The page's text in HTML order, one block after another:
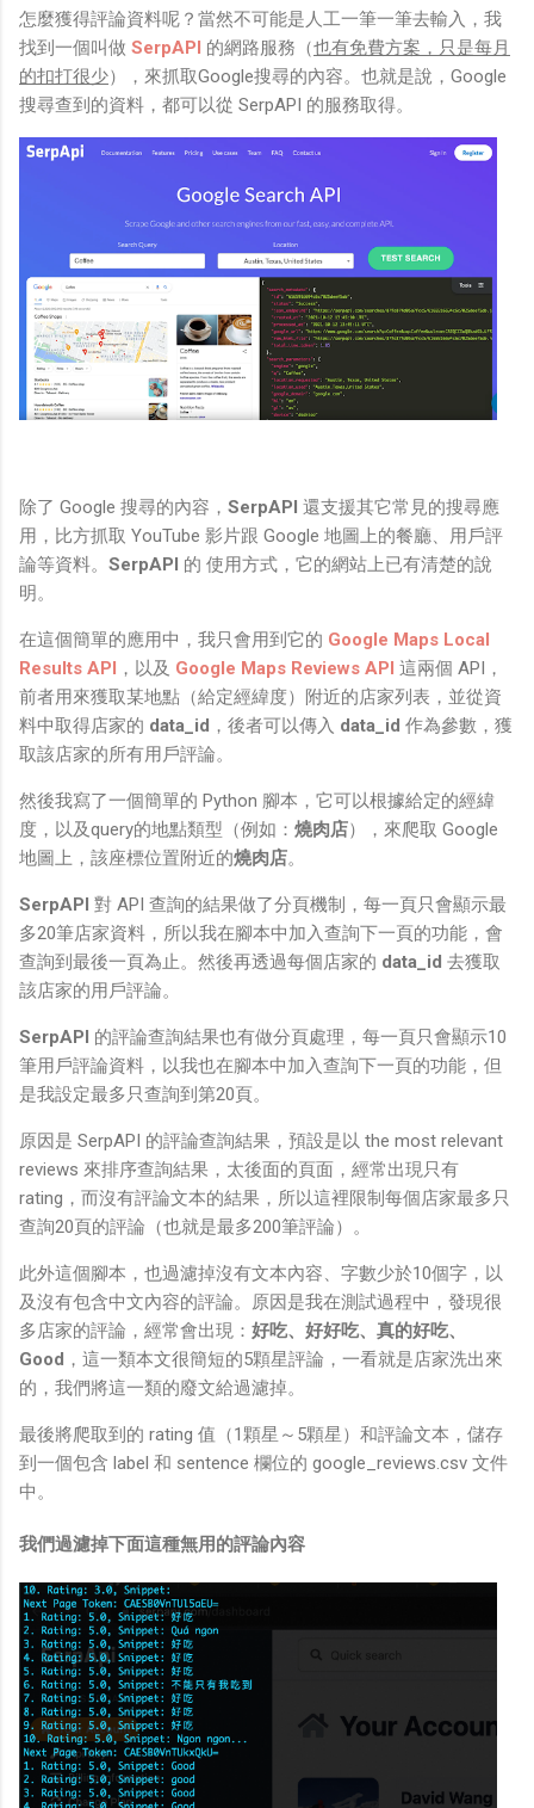
怎麼獲得評論資料呢？當然不可能是人工一筆一筆去輸入，我
找到一個叫做 SerpAPI 的網路服務（也有免費方案，只是每月
的扣打很少），來抓取Google搜尋的內容。也就是說，Google
搜尋查到的資料，都可以從 SerpAPI 的服務取得。
除了 Google 搜尋的內容， SerpAPI 還支援其它常見的搜尋應
用，比方抓取 YouTube 影片跟 Google 地圖上的餐廳、用戶評
論等資料。 SerpAPI 的 使用方式，它的網站上已有清楚的說
明。
在這個簡單的應用中，我只會用到它的 Google Maps Local
Results API ，以及 Google Maps Reviews API 這兩個 API，
前者用來獲取某地點（給定經緯度）附近的店家列表，並從資
料中取得店家的 data_id ，後者可以傳入 data_id 作為參數，獲
取該店家的所有用戶評論。
然後我寫了一個簡單的 Python 腳本，它可以根據給定的經緯
度，以及query的地點類型（例如： 燒肉店），來爬取 Google
地圖上，該座標位置附近的燒肉店。
SerpAPI 對 API 查詢的結果做了分頁機制，每一頁只會顯示最
多20筆店家資料，所以我在腳本中加入查詢下一頁的功能，會
查詢到最後一頁為止。然後再透過每個店家的 data_id 去獲取
該店家的用戶評論。
SerpAPI 的評論查詢結果也有做分頁處理，每一頁只會顯示10
筆用戶評論資料，以我也在腳本中加入查詢下一頁的功能，但
是我設定最多只查詢到第20頁。
原因是 SerpAPI 的評論查詢結果，預設是以 the most relevant
reviews 來排序查詢結果，太後面的頁面，經常出現只有
rating，而沒有評論文本的結果，所以這裡限制每個店家最多只
查詢20頁的評論（也就是最多200筆評論）。
此外這個腳本，也過濾掉沒有文本內容、字數少於10個字，以
及沒有包含中文內容的評論。原因是我在測試過程中，發現很
多店家的評論，經常會出現： 好吃、好好吃、真的好吃、
Good ，這一類本文很簡短的5顆星評論，一看就是店家洗出來
的，我們將這一類的廢文給過濾掉。
最後將爬取到的 rating 值（1顆星～5顆星）和評論文本，儲存
到一個包含 label 和 sentence 欄位的 google_reviews.csv 文件
中。
我們過濾掉下面這種無用的評論內容